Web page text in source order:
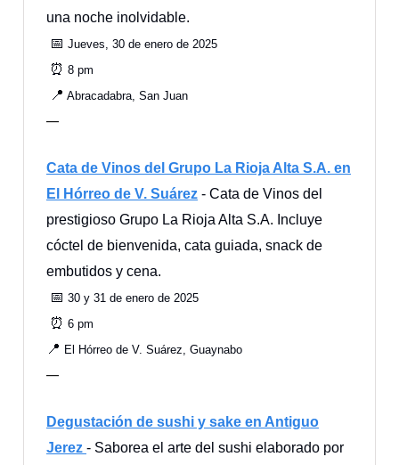
una noche inolvidable.
📅 Jueves, 30 de enero de 2025
⏰ 8 pm
📍 Abracadabra, San Juan
—
Cata de Vinos del Grupo La Rioja Alta S.A. en
El Hórreo de V. Suárez - Cata de Vinos del
prestigioso Grupo La Rioja Alta S.A. Incluye
cóctel de bienvenida, cata guiada, snack de
embutidos y cena.
📅 30 y 31 de enero de 2025
⏰ 6 pm
📍 El Hórreo de V. Suárez, Guaynabo
—
Degustación de sushi y sake en Antiguo
Jerez - Saborea el arte del sushi elaborado por